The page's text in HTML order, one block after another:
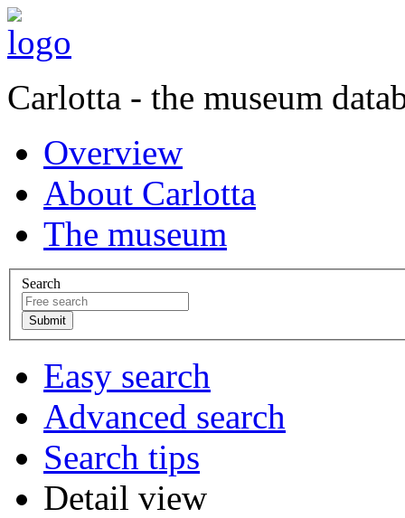
Carlotta - the museum
Overview
About Carlotta
The museum
Search
Easy search
Advanced search
Search tips
Detail view